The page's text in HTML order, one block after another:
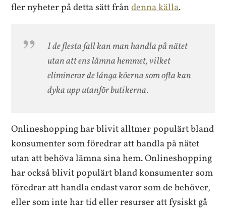
fler nyheter på detta sätt fråndenna källa.
I de flesta fall kan man handla på nätet
utan att ens lämna hemmet, vilket
eliminerar de långa köerna som ofta kan
dyka upp utanför butikerna.
Onlineshopping har blivit alltmer populärt bland
konsumenter som föredrar att handla på nätet
utan att behöva lämna sina hem. Onlineshopping
har också blivit populärt bland konsumenter som
föredrar att handla endast varor som de behöver,
eller som inte har tid eller resurser att fysiskt gå